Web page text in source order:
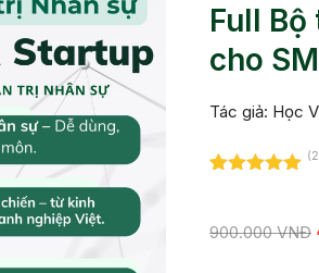
Full
cho
Tác giả: Học
đánh giá
(2
900.000VNĐ